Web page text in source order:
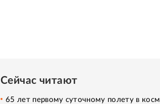
Сейчас читают
65 лет первому суточному полету в